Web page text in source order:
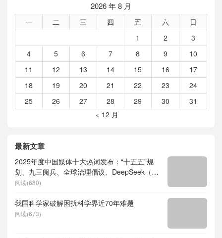
2026 年 8 月
一 二 三 四 五 六
日
1
2
3
4
5 6 7 8 9
10
11
12 13 14 15 16
17
18
19 20 21 22 23
24
25
26 27 28 29 30
31
« 12 月
最新文章
2025年度中国媒体十大热词发布：“十五五”规
划、九三阅兵、全球治理倡议、DeepSeek（深
度求索）、人形机器人、苏超、票根经济、育
阅读(680)
我国科学家破解困扰科学界近70年难题
阅读(673)